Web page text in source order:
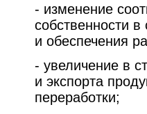
- изменение
собственности
и обеспечения
- увеличение в
и экспорта
переработки;